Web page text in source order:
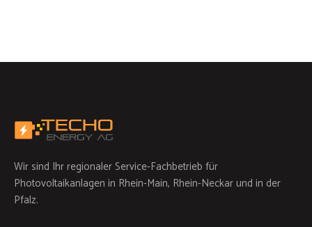
Wir sind Ihr regionaler Service-Fachbetrieb für
Photovoltaikanlagen in Rhein-Main, Rhein-Neckar und in der
Pfalz.